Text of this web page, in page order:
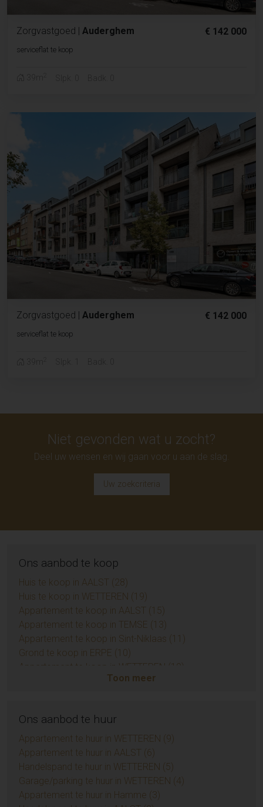
€ 142 000
Zorgvastgoed Auderghem
serviceflat te koop
€ 142 000
Zorgvastgoed | Auderghem
serviceflat te koop
Niet gevonden wat u zocht?
Deel uw wensen en wij gaan voor u aan de slag.
Uw zoekcriteria
Ons aanbod te koop
Huis te koop in AALST (28)
Huis te koop in WETTEREN (19)
Appartement te koop in AALST (15)
Appartement te koop in TEMSE (13)
Appartement te koop in Sint-Niklaas (11)
Grond te koop in ERPE (10)
Appartement te koop in WETTEREN (10)
Appartement te koop in ZUIDKOTE (9)
Huis te koop in Sint-Niklaas (6)
Opbrengsteigendom te koop in AALST (6)
Appartement te koop in AMBLETEUSE (4)
Grond te koop in BIEVRE (4)
Appartement te koop in LIEDEKERKE (3)
Huis te koop in Zottegem (3)
Toon meer
Ons aanbod te huur
Appartement te huur in WETTEREN (9)
Appartement te huur in AALST (6)
Handelspand te huur in WETTEREN (5)
Garage/parking te huur in WETTEREN (4)
Appartement te huur in Hamme (3)